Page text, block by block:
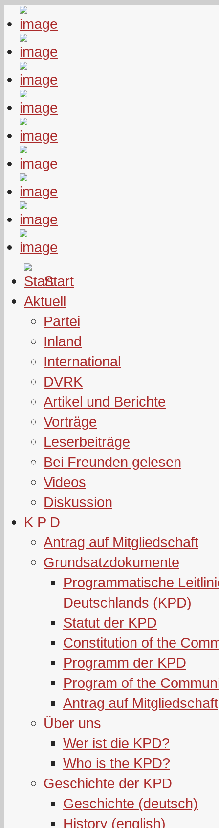
Start
Aktuell
Partei
Inland
International
DVRK
Artikel und Berichte
Vorträge
Leserbeiträge
Bei Freunden gelesen
Videos
Diskussion
K P D
Antrag auf Mitgliedschaft
Grundsatzdokumente
Programmatische
Deutschlands (KPD)
Statut der KPD
Constitution of the
Programm der KPD
Program of the
Antrag auf Mitgliedschaft
Über uns
Wer ist die KPD?
Who is the KPD?
Geschichte der KPD
Geschichte (deutsch)
History (english)